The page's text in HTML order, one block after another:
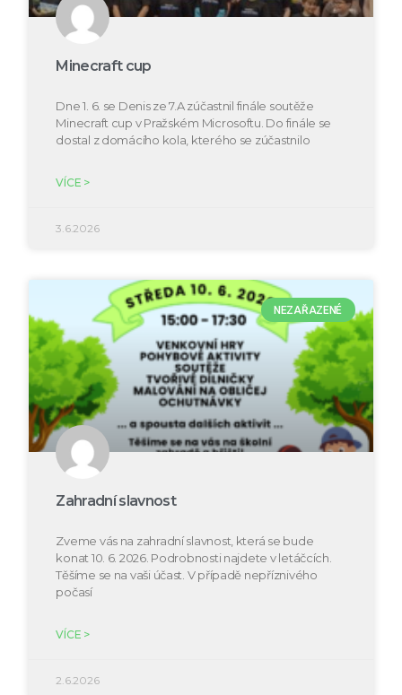
Minecraft cup
Dne 1. 6. se Denis ze 7.A zúčastnil finále soutěže
Minecraft cup v Pražském Microsoftu. Do finále se
dostal z domácího kola, kterého se zúčastnilo
VÍCE >
3.6.2026
NEZAŘAZENÉ
Zahradní slavnost
Zveme vás na zahradní slavnost, která se bude
konat 10. 6. 2026. Podrobnosti najdete v letáčcích.
Těšíme se na vaši účast. V případě nepříznivého
počasí
VÍCE >
2.6.2026